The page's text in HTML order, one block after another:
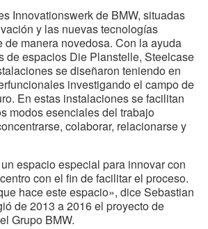
Innovationswerk de BMW, situadas
y las nuevas tecnologías
de manera novedosa. Con la ayuda
de espacios Die Planstelle, Steelcase
se diseñaron teniendo en
investigando el campo de
En estas instalaciones se facilitan
modos esenciales del trabajo
colaborar, relacionarse y
espacio especial para innovar con
con el fin de facilitar el proceso.
hace este espacio», dice Sebastian
de 2013 a 2016 el proyecto de
Grupo BMW.